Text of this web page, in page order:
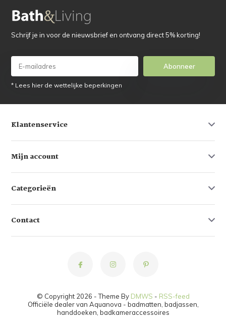
Schrijf je in voor de nieuwsbrief en ontvang direct 5% korting!
Abonneer
* Lees hier de wettelijke beperkingen
Klantenservice
Mijn account
Categorieën
Contact
© Copyright 2026 - Theme By DMWS - RSS-feed
Officiële dealer van Aquanova - badmatten, badjassen,
handdoeken, badkameraccessoires